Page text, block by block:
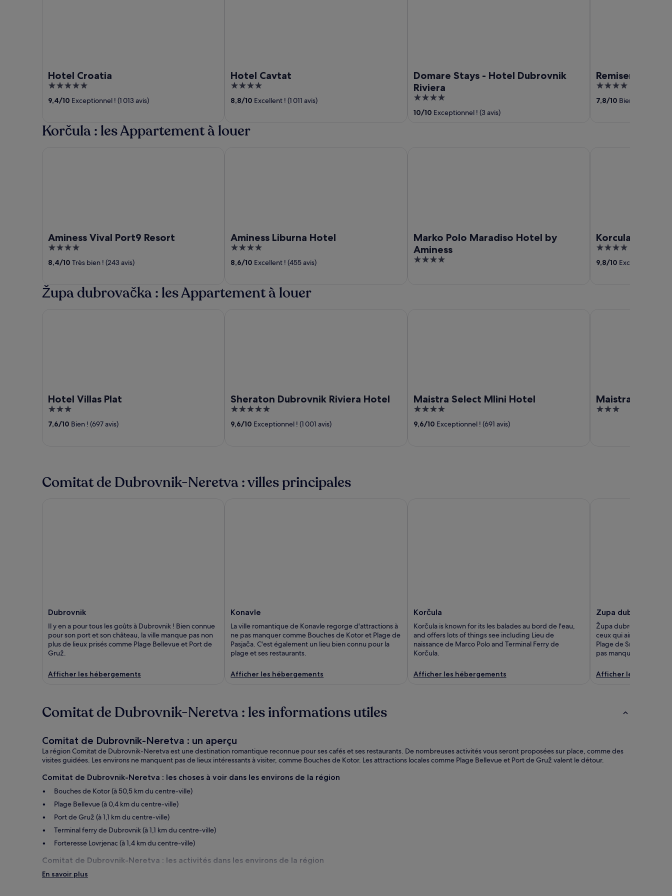
Hotel Croatia
5
out
of
9,4/10 Exceptionnel ! (1 013 avis)
Hotel Cavtat
4
out
of
8,8/10 Excellent ! (1 011 avis)
Domare Stays - Hotel Dubrovnik
Riviera
4
out
10/10 Exceptionnel ! (3 avis)
Remisens
4
out
of
7,8/10 Bien ! (619 avis)
Korčula : les Appartement à louer
Aminess Vival Port9 Resort
4
out
of
8,4/10 Très bien ! (243 avis)
Aminess Liburna Hotel
4
out
of
8,6/10 Excellent ! (455 avis)
Marko Polo Maradiso Hotel by
Aminess
4
Korcula Hill
4
out
of
9,8/10 Exceptionnel !
Župa dubrovačka : les Appartement à louer
Hotel Villas Plat
3
out
of
7,6/10 Bien ! (697 avis)
Sheraton Dubrovnik Riviera Hotel
5
out
of
9,6/10 Exceptionnel ! (1 001 avis)
Maistra Select Mlini Hotel
4
out
of
9,6/10 Exceptionnel ! (691 avis)
Maistra Select
3
Comitat de Dubrovnik-Neretva : villes principales
Dubrovnik
Il y en a pour tous les goûts à Dubrovnik ! Bien connue
pour son port et son château, la ville manque pas non
plus de lieux prisés comme Plage Bellevue et Port de
Gruž.
Afficher les hébergements
Konavle
La ville romantique de Konavle regorge d'attractions à
ne pas manquer comme Bouches de Kotor et Plage de
Pasjača. C'est également un lieu bien connu pour la
plage et ses restaurants.
Afficher les hébergements
Korčula
Korčula is known for its les balades au bord de l'eau,
and offers lots of things see including Lieu de
naissance de Marco Polo and Terminal Ferry de
Korčula.
Afficher les hébergements
Zupa dubrovacka
Župa dubrovačka est
ceux qui aiment la
Plage de Srebreno et
pas manquer pendant
Afficher les
Comitat de Dubrovnik-Neretva : les informations utiles
Comitat de Dubrovnik-Neretva : un aperçu
La région Comitat de Dubrovnik-Neretva est une destination romantique reconnue pour ses cafés et ses restaurants. De nombreuses activités vous seront proposées sur place, comme des
visites guidées. Les environs ne manquent pas de lieux intéressants à visiter, comme Bouches de Kotor. Les attractions locales comme Plage Bellevue et Port de Gruž valent le détour.
Comitat de Dubrovnik-Neretva : les choses à voir dans les environs de la région
Bouches de Kotor (à 50,5 km du centre-ville)
Plage Bellevue (à 0,4 km du centre-ville)
Port de Gruž (à 1,1 km du centre-ville)
Terminal ferry de Dubrovnik (à 1,1 km du centre-ville)
Forteresse Lovrjenac (à 1,4 km du centre-ville)
Comitat de Dubrovnik-Neretva : les activités dans les environs de la région
Aquarium de Dubrovnik (à 2 km du centre-ville)
En savoir plus